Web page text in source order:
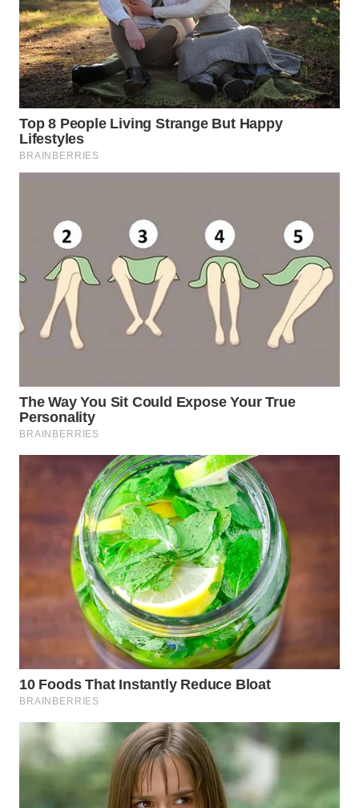
WN
MALUKU
WN
MALUT
WN
DAIRI
TOBA
NIAS
WN
LANGKAT
TAPANULI
SELATAN
WN
TANJUNG
WN
SIMALUNGUN
LABUHANBATU
TAPANULI
TENGAH
WN DELI